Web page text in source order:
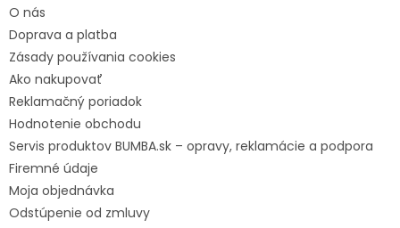
O nás
Doprava a platba
Zásady používania cookies
Ako nakupovať
Reklamačný poriadok
Hodnotenie obchodu
Servis produktov BUMBA.sk – opravy, reklamácie a podpora
Firemné údaje
Moja objednávka
Odstúpenie od zmluvy